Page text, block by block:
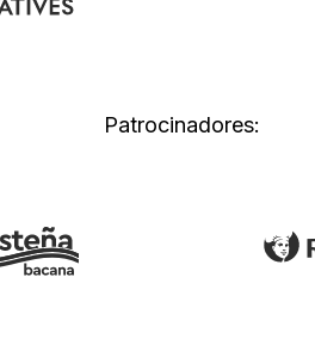
Patrocinadores: